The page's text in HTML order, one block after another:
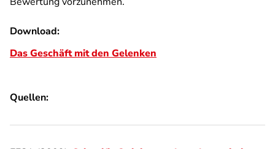
Download:
Das Geschäft mit den Gelenken
Quellen: